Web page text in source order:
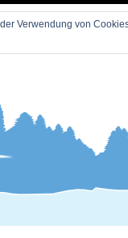
Verwendung von